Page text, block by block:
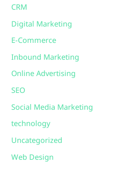
CRM
Digital Marketing
E-Commerce
Inbound Marketing
Online Advertising
SEO
Social Media Marketing
technology
Uncategorized
Web Design